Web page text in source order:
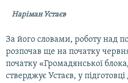
Наріман Устаєв
За його словами, роботу над
розпочав ще на початку
початку «Громадянської
стверджує Устаєв, у